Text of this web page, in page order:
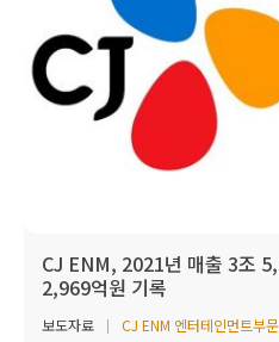
CJ ENM, 2021년 매출 3조 5,524억원, 영업이익
2,969억원 기록
보도자료
CJ ENM 엔터테인먼트부문